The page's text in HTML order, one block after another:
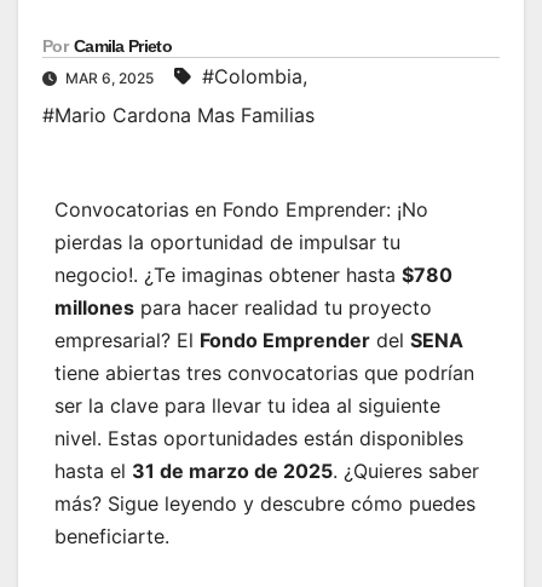
Por Camila Prieto
MAR 6, 2025 #Colombia,
#Mario Cardona Mas Familias
Convocatorias en Fondo Emprender: ¡No
pierdas la oportunidad de impulsar tu
negocio!. ¿Te imaginas obtener hasta $780
millones para hacer realidad tu proyecto
empresarial? El Fondo Emprender del SENA
tiene abiertas tres convocatorias que podrían
ser la clave para llevar tu idea al siguiente
nivel. Estas oportunidades están disponibles
hasta el 31 de marzo de 2025. ¿Quieres saber
más? Sigue leyendo y descubre cómo puedes
beneficiarte.